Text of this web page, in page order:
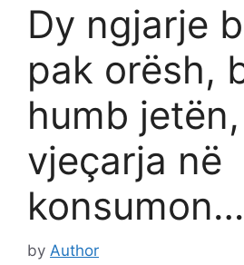
Dy ngjarje
pak orësh,
humb
vjeçarja në
konsumon…
by Author